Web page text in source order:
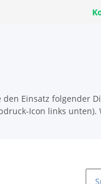
Einsatz folgender
Icon links